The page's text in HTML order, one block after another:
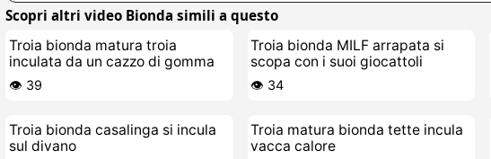
Scopri altri video Bionda simili a questo
Troia bionda matura troia
inculata da un cazzo di gomma
👁️ 39
Troia bionda MILF arrapata si
scopa con i suoi giocattoli
👁️ 34
Troia bionda casalinga si incula
sul divano
Troia matura bionda tette incula
vacca calore